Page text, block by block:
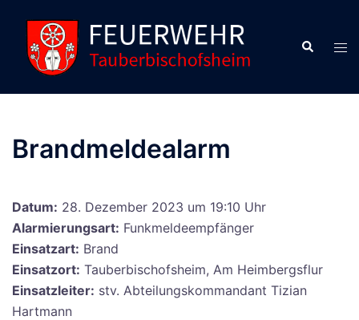
Inhalt
springen
Suche
Brandmeldealarm
Datum: 28. Dezember 2023 um 19:10 Uhr
Alarmierungsart: Funkmeldeempfänger
Einsatzart: Brand
Einsatzort: Tauberbischofsheim, Am Heimbergsflur
Einsatzleiter: stv. Abteilungskommandant Tizian
Hartmann